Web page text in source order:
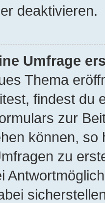
deaktivieren.
Umfrage
Thema
findest du
zur
können,
zu